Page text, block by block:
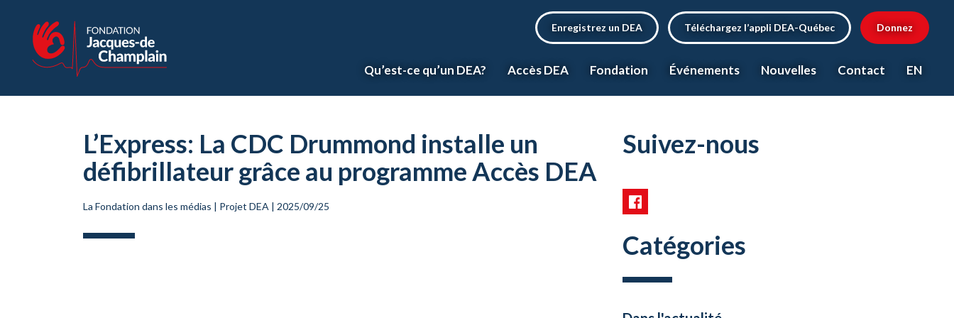
Enregistrez un DEA Téléchargez l’appli DEA-Québec Donnez
Qu’est-ce qu’un DEA? Accès DEA Fondation Événements Nouvelles Contact EN
L’Express: La CDC Drummond installe un
défibrillateur grâce au programme Accès DEA
La Fondation dans les médias | Projet DEA | 2025/09/25
Suivez-nous
Catégories